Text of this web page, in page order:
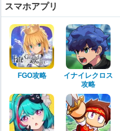
スマホアプリ
FGO攻略
イナイレクロス
攻略